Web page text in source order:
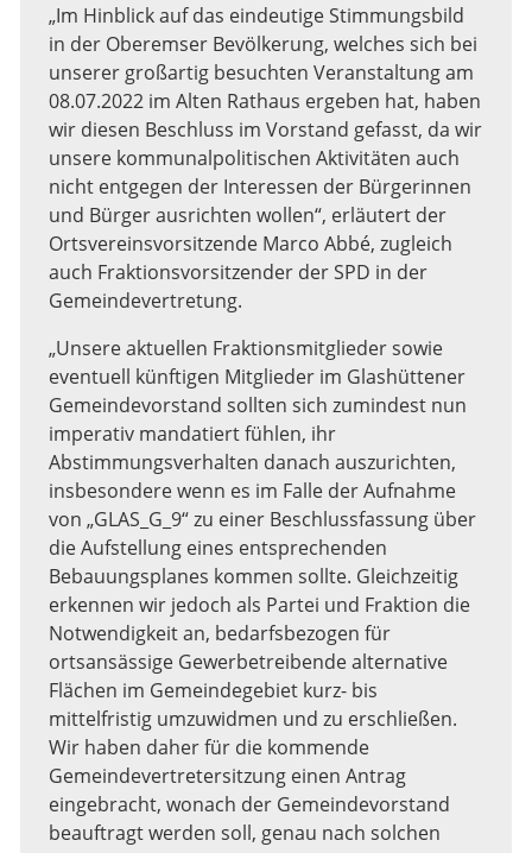
„Im Hinblick auf das eindeutige Stimmungsbild
in der Oberemser Bevölkerung, welches sich bei
unserer großartig besuchten Veranstaltung am
08.07.2022 im Alten Rathaus ergeben hat, haben
wir diesen Beschluss im Vorstand gefasst, da wir
unsere kommunalpolitischen Aktivitäten auch
nicht entgegen der Interessen der Bürgerinnen
und Bürger ausrichten wollen“, erläutert der
Ortsvereinsvorsitzende Marco Abbé, zugleich
auch Fraktionsvorsitzender der SPD in der
Gemeindevertretung.
„Unsere aktuellen Fraktionsmitglieder sowie
eventuell künftigen Mitglieder im Glashüttener
Gemeindevorstand sollten sich zumindest nun
imperativ mandatiert fühlen, ihr
Abstimmungsverhalten danach auszurichten,
insbesondere wenn es im Falle der Aufnahme
von „GLAS_G_9“ zu einer Beschlussfassung über
die Aufstellung eines entsprechenden
Bebauungsplanes kommen sollte. Gleichzeitig
erkennen wir jedoch als Partei und Fraktion die
Notwendigkeit an, bedarfsbezogen für
ortsansässige Gewerbetreibende alternative
Flächen im Gemeindegebiet kurz- bis
mittelfristig umzuwidmen und zu erschließen.
Wir haben daher für die kommende
Gemeindevertretersitzung einen Antrag
eingebracht, wonach der Gemeindevorstand
beauftragt werden soll, genau nach solchen